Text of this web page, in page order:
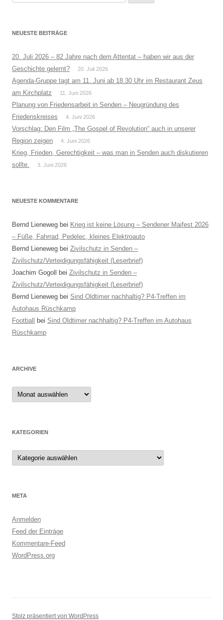
NEUESTE BEITRÄGE
20. Juli 2026 – 82 Jahre nach dem Attentat – haben wir aus der
Geschichte gelernt?
20. Juli 2026
Agenda-Gruppe tagt am 11. Juni ab 18.30 Uhr im Restaurant Zeus
am Kirchplatz
11. Juni 2026
Planung von Friedensarbeit in Senden – Neugründung des
Friedenskreises
4. Juni 2026
Vorschlag: Den Film „The Gospel of Revolution“ auch in unserer
Region zeigen
4. Juni 2026
Krieg, Frieden, Gerechtigkeit – was man in Senden auch diskutieren
sollte.
3. Juni 2026
NEUESTE KOMMENTARE
Bernd Lieneweg bei Krieg ist keine Lösung – Sendener Maifest 2026
– Füße, Fahrrad, Pedelec, kleines Elektroauto
Bernd Lieneweg bei Zivilschutz in Senden –
Zivilschutz/Verteidigungsfähigkeit (Leserbrief)
Joachim Gogoll
bei Zivilschutz in Senden –
Zivilschutz/Verteidigungsfähigkeit (Leserbrief)
Bernd Lieneweg bei Sind Oldtimer nachhaltig? P4-Treffen im
Autohaus Rüschkamp
Football
bei Sind Oldtimer nachhaltig? P4-Treffen im Autohaus
Rüschkamp
ARCHIVE
Archive
KATEGORIEN
Kategorien
META
Anmelden
Feed der Einträge
Kommentare-Feed
WordPress.org
Stolz präsentiert von WordPress